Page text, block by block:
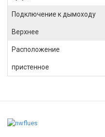
Подключение к дымоходу
Верхнее
Расположение
пристенное